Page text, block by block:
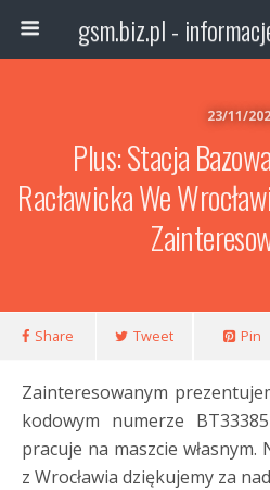
23/11/
Plus: Stacja
Racławicka We
Share Tweet Pin
Zainteresowanym
kodowym numerze
pracuje na maszcie
z Wrocławia dziękujemy za